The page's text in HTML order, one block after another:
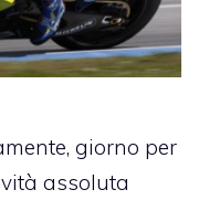
giorno per
assoluta